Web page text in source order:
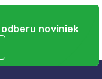
noviniek